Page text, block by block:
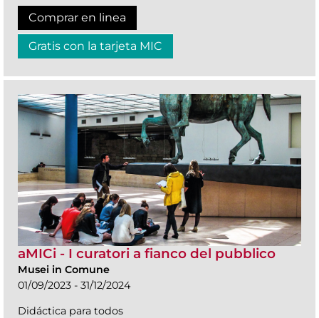
Comprar en linea
Gratis con la tarjeta MIC
aMICi - I curatori a fianco del pubblico
Musei in Comune
01/09/2023 - 31/12/2024
Didáctica para todos